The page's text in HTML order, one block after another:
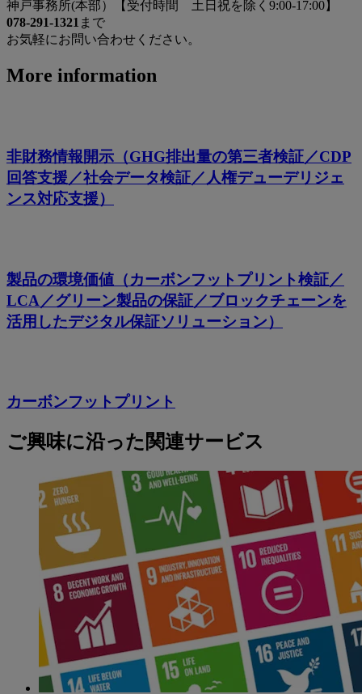
神戸事務所(本部）【受付時間 土日祝を除く9:00-17:00】
078-291-1321 まで
お気軽にお問い合わせください。
More information
非財務情報開示（GHG排出量の第三者検証／CDP
回答支援／社会データ検証／人権デューデリジェ
ンス対応支援）
製品の環境価値（カーボンフットプリント検証／
LCA／グリーン製品の保証／ブロックチェーンを
活用したデジタル保証ソリューション）
カーボンフットプリント
ご興味に沿った関連サービス